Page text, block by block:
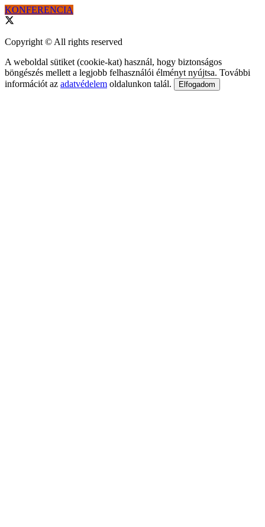
KONFERENCIA
Copyright © All rights reserved
A weboldal sütiket (cookie-kat) használ, hogy biztonságos
böngészés mellett a legjobb felhasználói élményt nyújtsa. További
információt az adatvédelem oldalunkon talál. Elfogadom